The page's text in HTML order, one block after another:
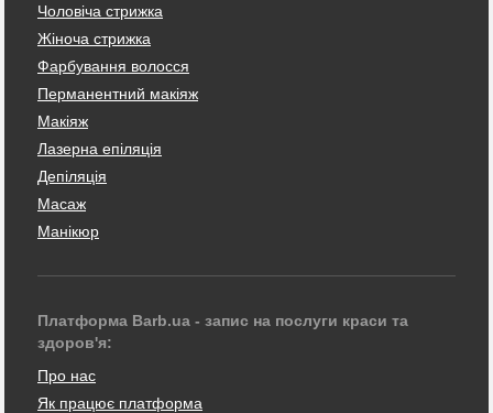
Чоловіча стрижка
Жіноча стрижка
Фарбування волосся
Перманентний макіяж
Макіяж
Лазерна епіляція
Депіляція
Масаж
Манікюр
Платформа Barb.ua - запис на послуги краси та
здоров'я:
Про нас
Як працює платформа